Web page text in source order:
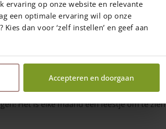
ervaring op onze website en relevante
een optimale ervaring wil op onze
dan voor ‘zelf instellen’ en geef aan
Accepteren en doorgaan
aan de slag te gaan en er iets heel
Het is elke maand een feestje om te zien